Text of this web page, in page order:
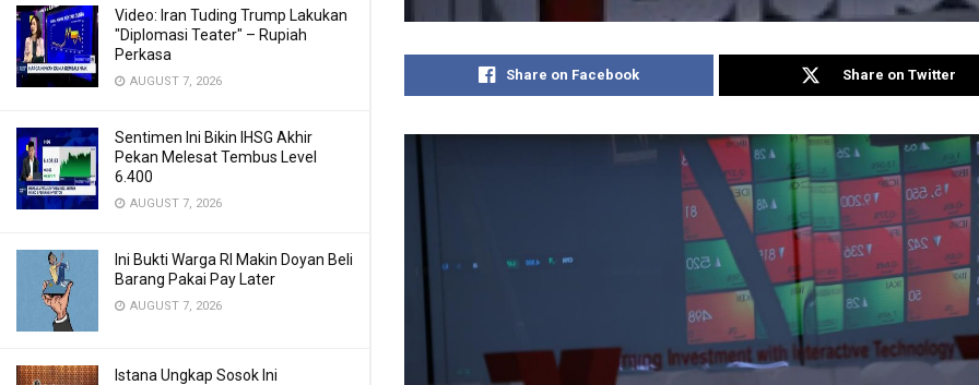
Video: Iran Tuding Trump Lakukan
"Diplomasi Teater" – Rupiah
Perkasa
AUGUST 7, 2026
Sentimen Ini Bikin IHSG Akhir
Pekan Melesat Tembus Level
6.400
AUGUST 7, 2026
Ini Bukti Warga RI Makin Doyan Beli
Barang Pakai Pay Later
AUGUST 7, 2026
Istana Ungkap Sosok Ini
Share on Facebook Share on Twitter